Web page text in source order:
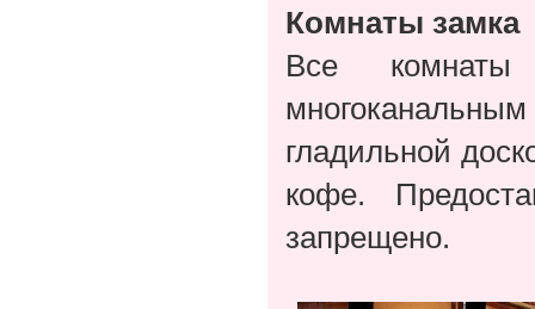
Комнаты замка
Все комнаты
гладильной
кофе.
запрещено.